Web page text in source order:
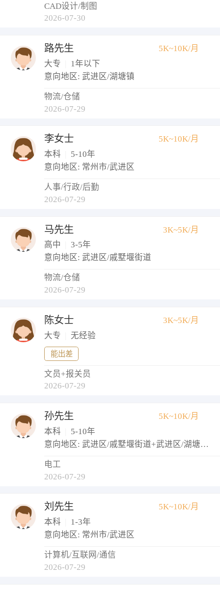
CAD设计/制图
2026-07-30
路先生
5K~10K/月
大专
1年以下
意向地区: 武进区/湖塘镇
物流/仓储
2026-07-29
李女士
5K~10K/月
本科
5-10年
意向地区: 常州市/武进区
人事/行政/后勤
2026-07-29
马先生
3K~5K/月
高中
3-5年
意向地区: 武进区/戚墅堰街道
物流/仓储
2026-07-29
陈女士
3K~5K/月
大专
无经验
能出差
文员+报关员
2026-07-29
孙先生
5K~10K/月
本科
5-10年
意向地区: 武进区/戚墅堰街道+武进区/湖塘镇+武进区/牛塘镇
电工
2026-07-29
刘先生
5K~10K/月
本科
1-3年
意向地区: 常州市/武进区
计算机/互联网/通信
2026-07-29